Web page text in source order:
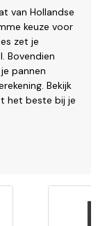
van Hollandse
keuze voor
zet je
Bovendien
pannen
Bekijk
het beste bij je